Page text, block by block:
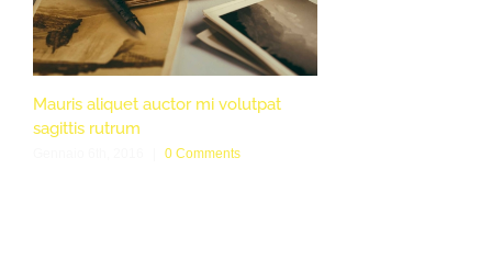
Mauris aliquet auctor mi volutpat
sagittis rutrum
0 Comments